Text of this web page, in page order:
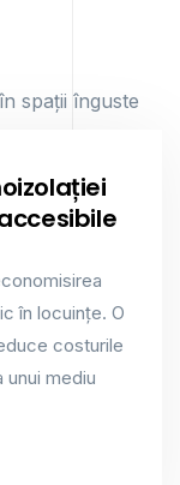
în locuințe. O
costurile
unui mediu